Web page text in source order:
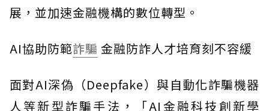
展，並加速金融機構的數位轉型。
AI協助防範詐騙 金融防詐人才培育刻不容緩
面對AI深偽（Deepfake）與自動化詐騙機器
人等新型詐騙手法，「AI金融科技創新學